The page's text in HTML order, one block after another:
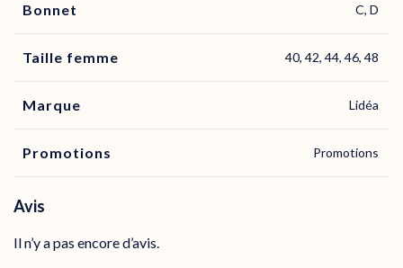
Bonnet C, D
Taille femme 40, 42, 44, 46, 48
Marque Lidéa
Promotions Promotions
Avis
Il n’y a pas encore d’avis.